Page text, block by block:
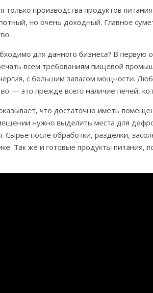
только производства продуктов
но очень доходный. Главное
для данного бизнеса? В первую
всем требованиям пищевой
с большим запасом мощности.
— это прежде всего наличие печей,
что достаточно иметь
нужно выделить места для
Сырьё после обработки, разделки,
Так же и готовые продукты питания,